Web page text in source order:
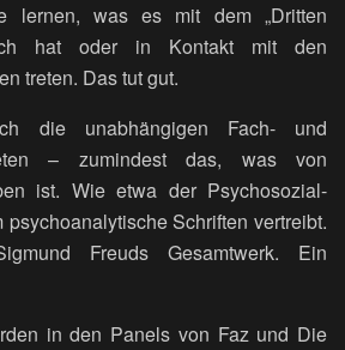
lernen, was es mit dem „Dritten
hat oder in Kontakt mit den
treten. Das tut gut.
die unabhängigen Fach- und
– zumindest das, was von
ist. Wie etwa der Psychosozial-
Schriften vertreibt.
Freuds Gesamtwerk. Ein
in den Panels von Faz und Die